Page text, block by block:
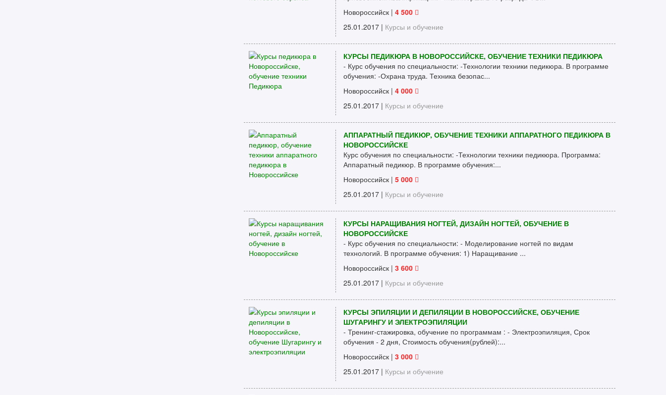
Новороссийск | 4 500
25.01.2017 | Курсы и обучение
КУРСЫ ПЕДИКЮРА В НОВОРОССИЙСКЕ, ОБУЧЕНИЕ ТЕХНИКИ ПЕДИКЮРА
- Курс обучения по специальности: -Технологии техники педикюра. В программе
обучения: -Охрана труда. Техника безопас...
Новороссийск | 4 000
25.01.2017 | Курсы и обучение
АППАРАТНЫЙ ПЕДИКЮР, ОБУЧЕНИЕ ТЕХНИКИ АППАРАТНОГО ПЕДИКЮРА В
НОВОРОССИЙСКЕ
Курс обучения по специальности: -Технологии техники педикюра. Программа:
Аппаратный педикюр. В программе обучения:...
Новороссийск | 5 000
25.01.2017 | Курсы и обучение
КУРСЫ НАРАЩИВАНИЯ НОГТЕЙ, ДИЗАЙН НОГТЕЙ, ОБУЧЕНИЕ В
НОВОРОССИЙСКЕ
- Курс обучения по специальности: - Моделирование ногтей по видам
технологий. В программе обучения: 1) Наращивание ...
Новороссийск | 3 600
25.01.2017 | Курсы и обучение
КУРСЫ ЭПИЛЯЦИИ И ДЕПИЛЯЦИИ В НОВОРОССИЙСКЕ, ОБУЧЕНИЕ
ШУГАРИНГУ И ЭЛЕКТРОЭПИЛЯЦИИ
- Тренинг-стажировка, обучение по программам : - Электроэпиляция, Срок
обучения - 2 дня, Стоимость обучения(рублей):...
Новороссийск | 3 000
25.01.2017 | Курсы и обучение